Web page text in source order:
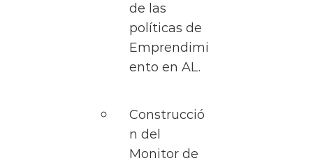
de las
políticas de
Emprendimi
ento en AL.
Construcció
n del
Monitor de